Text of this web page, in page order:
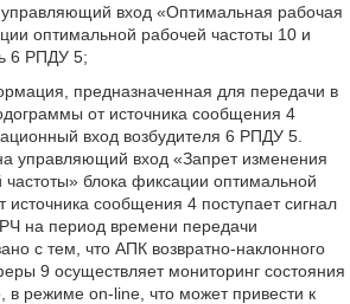
вход «Оптимальная рабочая
оптимальной рабочей частоты 10 и
6 РПДУ 5;
предназначенная для передачи в
от источника сообщения 4
вход возбудителя 6 РПДУ 5.
управляющий вход «Запрет изменения
блока фиксации оптимальной
источника сообщения 4 поступает сигнал
на период времени передачи
с тем, что АПК возвратно-наклонного
9 осуществляет мониторинг состояния
в режиме on-line, что может привести к